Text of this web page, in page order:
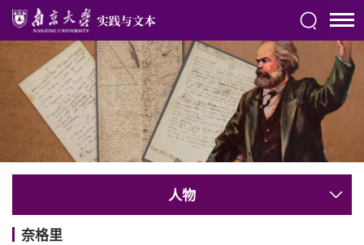
人物
奈格里